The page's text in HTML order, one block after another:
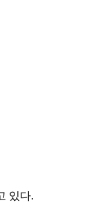
있다.